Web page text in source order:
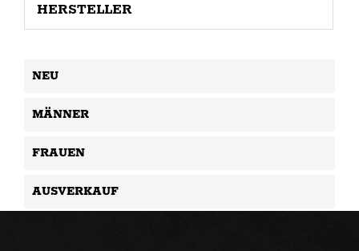
HERSTELLER
NEU
MÄNNER
FRAUEN
AUSVERKAUF